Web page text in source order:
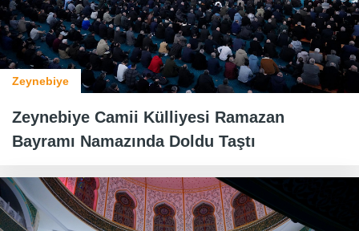
Zeynebiye
Zeynebiye Camii Külliyesi Ramazan
Bayramı Namazında Doldu Taştı